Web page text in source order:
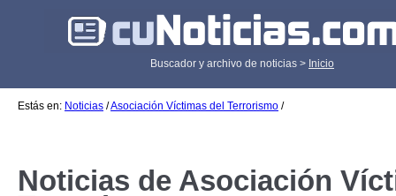
Buscador y archivo de noticias > Inicio
Estás en: Noticias /Asociación Víctimas del Terrorismo /
Noticias de Asociación